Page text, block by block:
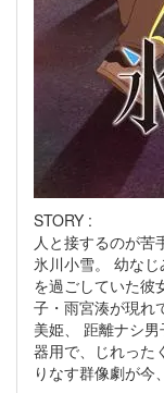
STORY :
人と接するのが苦
氷川小雪。 幼な
を過ごしていた彼
子・雨宮湊が現れ
美姫、 距離ナシ
器用で、じれった
りなす群像劇が今